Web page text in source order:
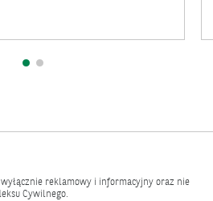
reklamowy i informacyjny oraz nie
Cywilnego.